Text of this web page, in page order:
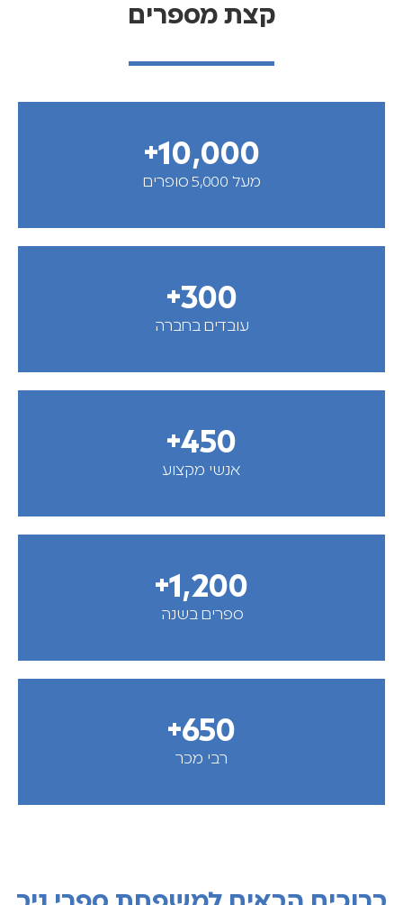
קצת מספרים
מעל 5,000 סופרים
10,000
+
עובדים בחברה
300
+
אנשי מקצוע
450
+
ספרים בשנה
1,200
+
רבי מכר
650
+